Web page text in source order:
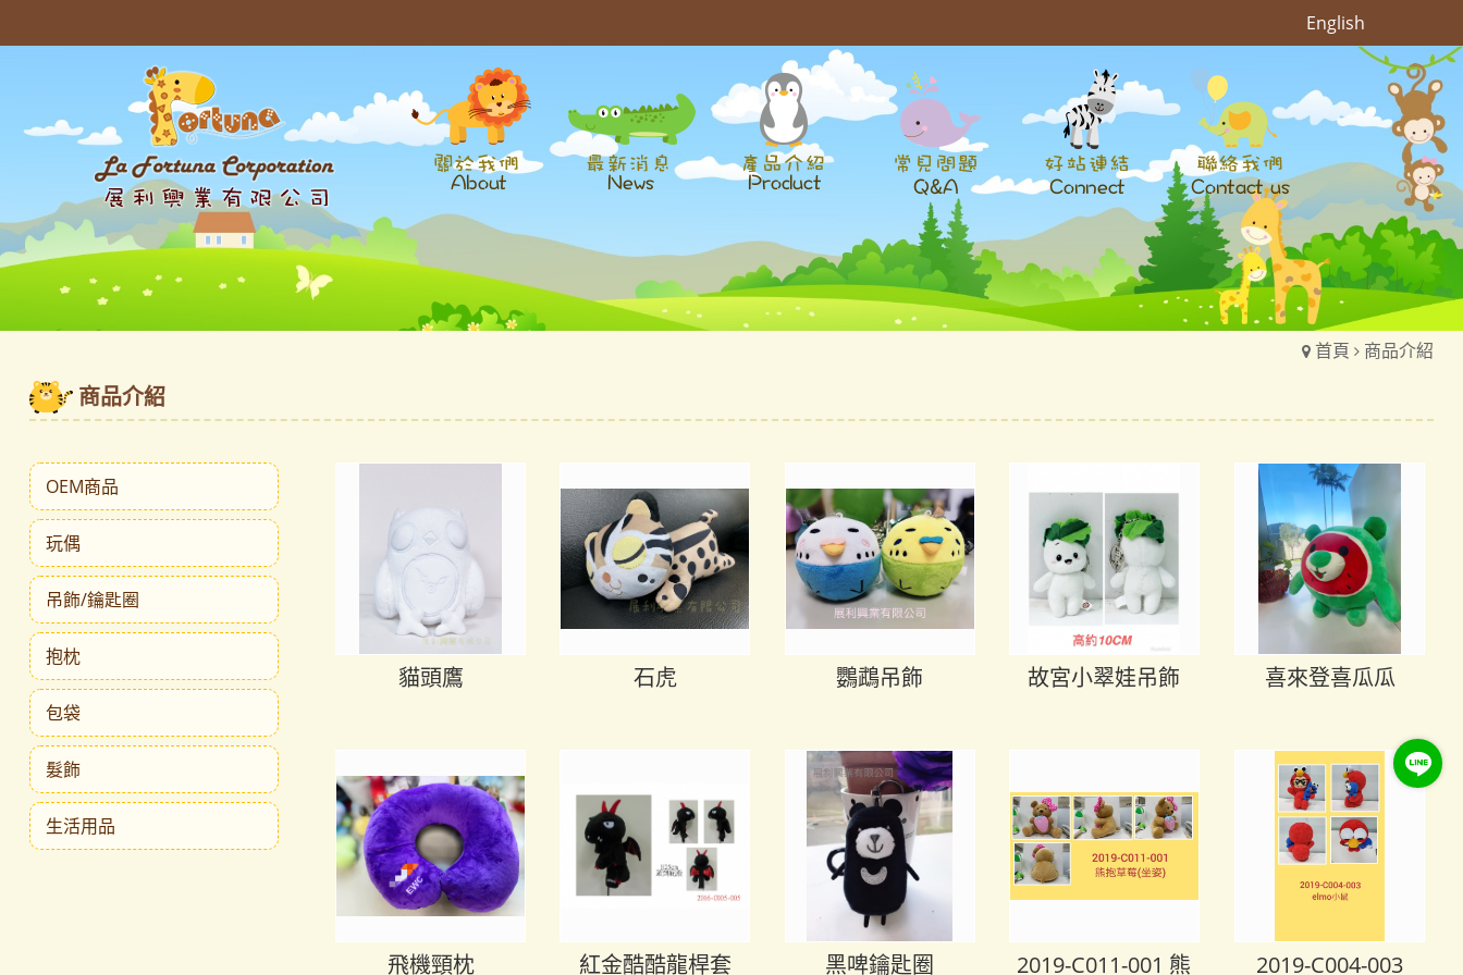
English
首頁 商品介紹
商品介紹
OEM商品
玩偶
吊飾/鑰匙圈
抱枕
包袋
髮飾
生活用品
貓頭鷹 石虎 鸚鵡吊飾 故宮小翠娃吊飾 喜來登喜瓜瓜
飛機頸枕 紅金酷酷龍桿套 黑啤鑰匙圈 2019-C011-001 熊 2019-C004-003